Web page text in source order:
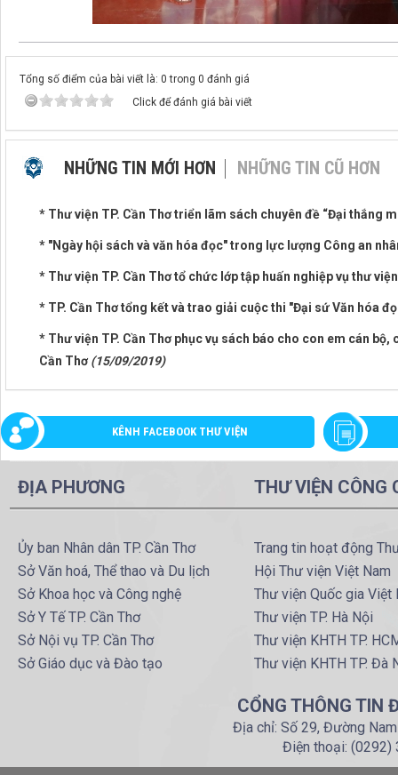
Tổng số điểm của bài viết là: 0 trong 0 đánh giá
Click để đánh giá bài viết
NHỮNG TIN MỚI HƠN NHỮNG TIN CŨ HƠN
* Thư viện TP. Cần Thơ triển lãm sách chuyên đề “Đại thắng
* "Ngày hội sách và văn hóa đọc" trong lực lượng Công an
* Thư viện TP. Cần Thơ tổ chức lớp tập huấn nghiệp vụ thư
* TP. Cần Thơ tổng kết và trao giải cuộc thi "Đại sứ Văn hóa
* Thư viện TP. Cần Thơ phục vụ sách báo cho con em cán
Cần Thơ(15/09/2019)
KÊNH FACEBOOK THƯ VIỆN
ĐỊA PHƯƠNG
Ủy ban Nhân dân TP. Cần Thơ
Sở Văn hoá, Thể thao và Du lịch
Sở Khoa học và Công nghệ
Sở Y Tế TP. Cần Thơ
Sở Nội vụ TP. Cần Thơ
Sở Giáo dục và Đào tạo
THƯ VIỆN CÔNG
Trang tin hoạt động
Hội Thư viện Việt Nam
Thư viện Quốc gia Việt
Thư viện TP. Hà Nội
Thư viện KHTH TP.
Thư viện KHTH TP. Đà
CỔNG THÔNG TIN
Địa chỉ: Số 29, Đường
Điện thoại: (0292)